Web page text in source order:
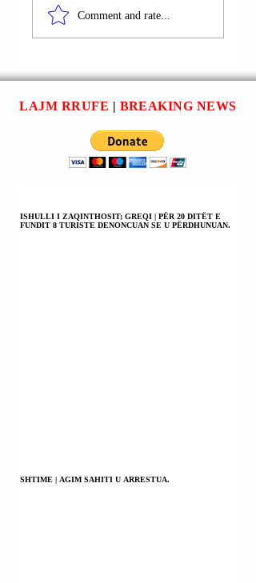
VOLODIMIR
EVROPIAN
TREGON SE
UKRAINA PO ECËN
ME BESIM DREJT
ANËTARËSIMIT.
Comment and rate...
LAJM RRUFE | BREAKING NEWS
ISHULLI I ZAQINTHOSIT; GREQI | PËR 20 DITËT E
FUNDIT 8 TURISTE DENONCUAN SE U PËRDHUNUAN.
SHTIME | AGIM SAHITI U ARRESTUA.